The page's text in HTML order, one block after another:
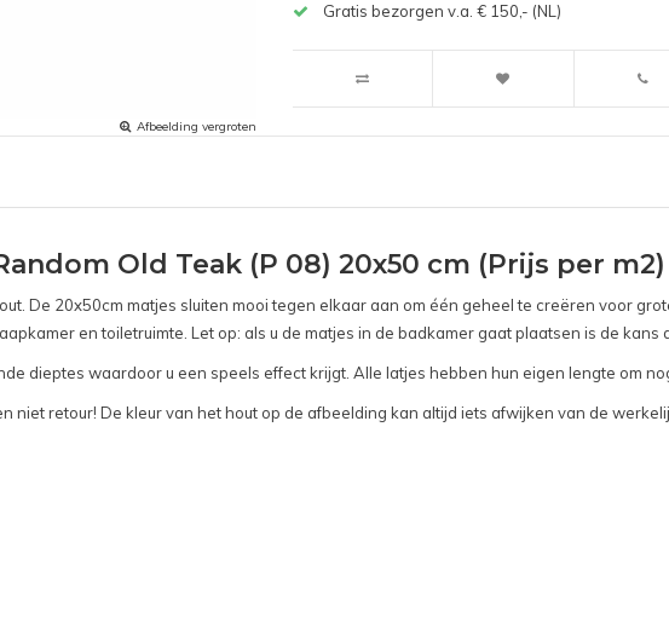
Afbeelding vergroten
Gratis bezorgen v.a. € 150,- (NL)
Old Teak (P 08) 20x50 cm (Prijs per m2)
De 20x50cm matjes sluiten mooi tegen elkaar aan om één geheel te creëren voor
en toiletruimte. Let op: als u de matjes in de badkamer gaat plaatsen is de
dieptes waardoor u een speels effect krijgt. Alle latjes hebben hun eigen lengte om
niet retour! De kleur van het hout op de afbeelding kan altijd iets afwijken van de